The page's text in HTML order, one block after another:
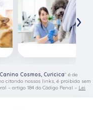
›
Cosmos, Curicica" é de
citando nossos links, é proibida sem
– artigo 184 do Código Penal – Lei